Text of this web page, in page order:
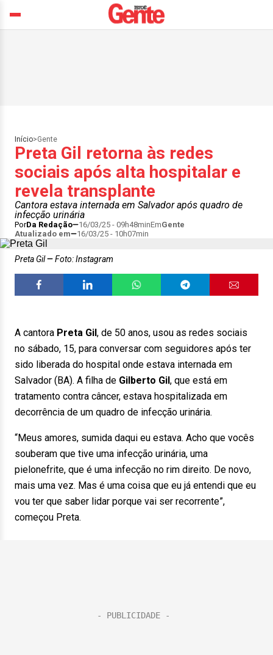
Início>Gente
Preta Gil retorna às redes
sociais após alta hospitalar e
revela transplante
Cantora estava internada em Salvador após quadro de
infecção urinária
PorDa Redação 16/03/25 - 09h48minEmGente
Atualizado em
16/03/25 - 10h07min
Preta Gil Foto: Instagram
A cantora Preta Gil, de 50 anos, usou as redes sociais
no sábado, 15, para conversar com seguidores após ter
sido liberada do hospital onde estava internada em
Salvador (BA). A filha de Gilberto Gil, que está em
tratamento contra câncer, estava hospitalizada em
decorrência de um quadro de infecção urinária.
“Meus amores, sumida daqui eu estava. Acho que vocês
souberam que tive uma infecção urinária, uma
pielonefrite, que é uma infecção no rim direito. De novo,
mais uma vez. Mas é uma coisa que eu já entendi que eu
vou ter que saber lidar porque vai ser recorrente”,
começou Preta.